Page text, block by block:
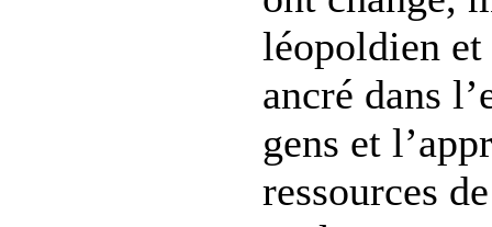
léopoldien
ancré dans
gens et
ressources